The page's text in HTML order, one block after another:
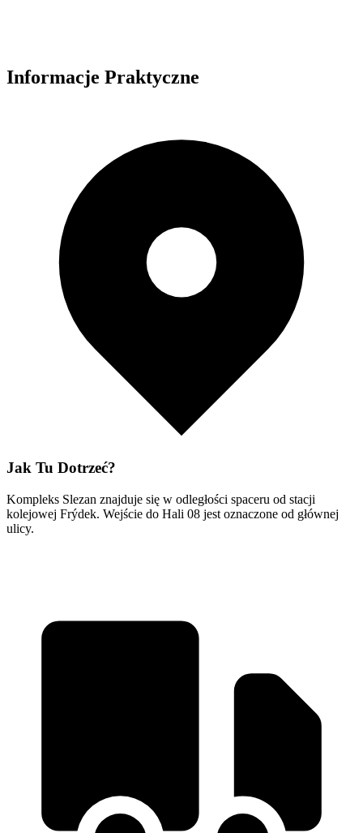
Informacje Praktyczne
Jak Tu Dotrzeć?
Kompleks Slezan znajduje się w odległości spaceru od stacji
kolejowej Frýdek. Wejście do Hali 08 jest oznaczone od głównej
ulicy.